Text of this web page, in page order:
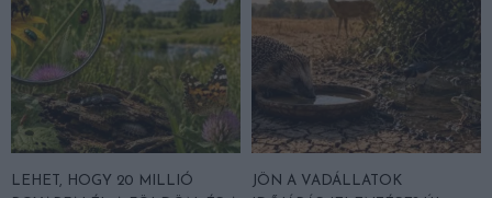
LEHET, HOGY 20 MILLIÓ
JÖN A VADÁLLATOK